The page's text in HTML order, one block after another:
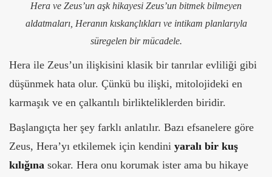
Hera ve Zeus’un aşk hikayesi Zeus’un bitmek bilmeyen
aldatmaları, Heranın kıskançlıkları ve intikam planlarıyla
süregelen bir mücadele.
Hera ile Zeus’un ilişkisini klasik bir tanrılar evliliği gibi
düşünmek hata olur. Çünkü bu ilişki, mitolojideki en
karmaşık ve en çalkantılı birlikteliklerden biridir.
Başlangıçta her şey farklı anlatılır. Bazı efsanelere göre
Zeus, Hera’yı etkilemek için kendini yaralı bir kuş
kılığına sokar. Hera onu korumak ister ama bu hikaye